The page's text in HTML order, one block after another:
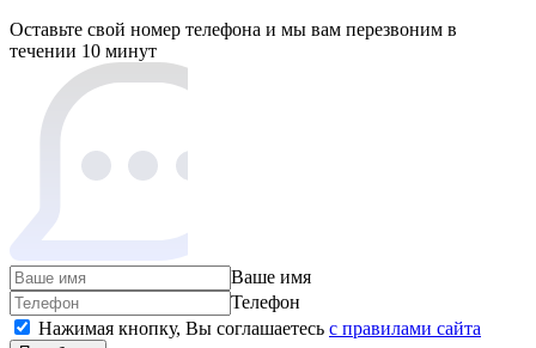
Оставьте свой номер телефона и мы вам перезвоним в
течении 10 минут
Ваше имя
Телефон
Нажимая кнопку, Вы соглашаетесь c правилами сайта